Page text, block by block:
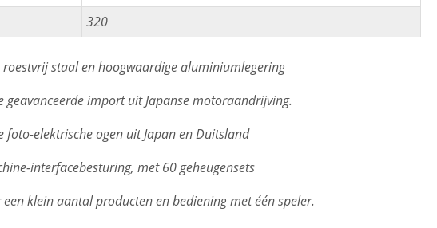
320
staal en hoogwaardige aluminiumlegering
import uit Japanse motoraandrijving.
foto-elektrische ogen uit Japan en Duitsland
interfacebesturing, met 60 geheugensets
klein aantal producten en bediening met één speler.